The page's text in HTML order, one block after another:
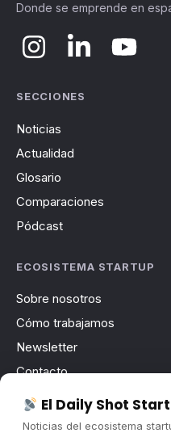
Donde se emprende en
SECCIONES
Noticias
Actualidad
Glosario
Comparaciones
Pódcast
ECOSISTEMA STARTUP
Sobre nosotros
Cómo trabajamos
Newsletter
Contacto
Publicidad
Convocatorias
El Daily Shot
Noticias del ecosistema